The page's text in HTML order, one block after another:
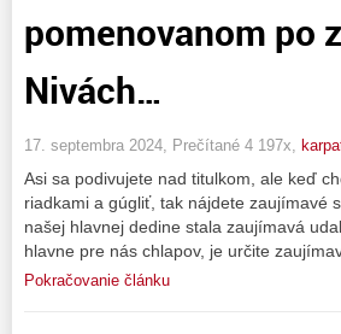
pomenovanom po
Nivách…
17. septembra 2024, Prečítané 4 197x,
Asi sa podivujete nad titulkom, ale keď
riadkami a gúgliť, tak nájdete zaujímavé
našej hlavnej dedine stala zaujímavá
hlavne pre nás chlapov, je určite
Pokračovanie článku